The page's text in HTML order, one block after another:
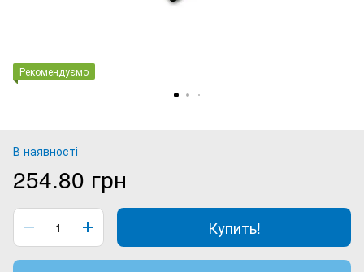
Рекомендуємо
В наявності
254.80 грн
Купить!